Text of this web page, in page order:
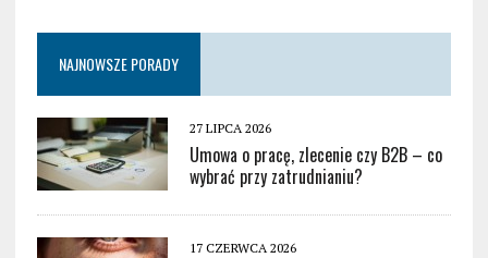
NAJNOWSZE PORADY
27 LIPCA 2026
Umowa o pracę, zlecenie czy B2B – co
wybrać przy zatrudnianiu?
17 CZERWCA 2026